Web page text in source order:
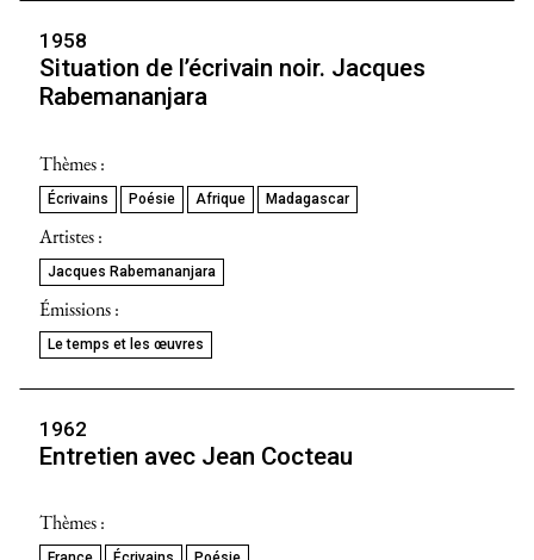
1958
Situation de l’écrivain noir. Jacques
Rabemananjara
Thèmes :
Écrivains Poésie Afrique Madagascar
Artistes :
Jacques Rabemananjara
Émissions :
Le temps et les œuvres
1962
Entretien avec Jean Cocteau
Thèmes :